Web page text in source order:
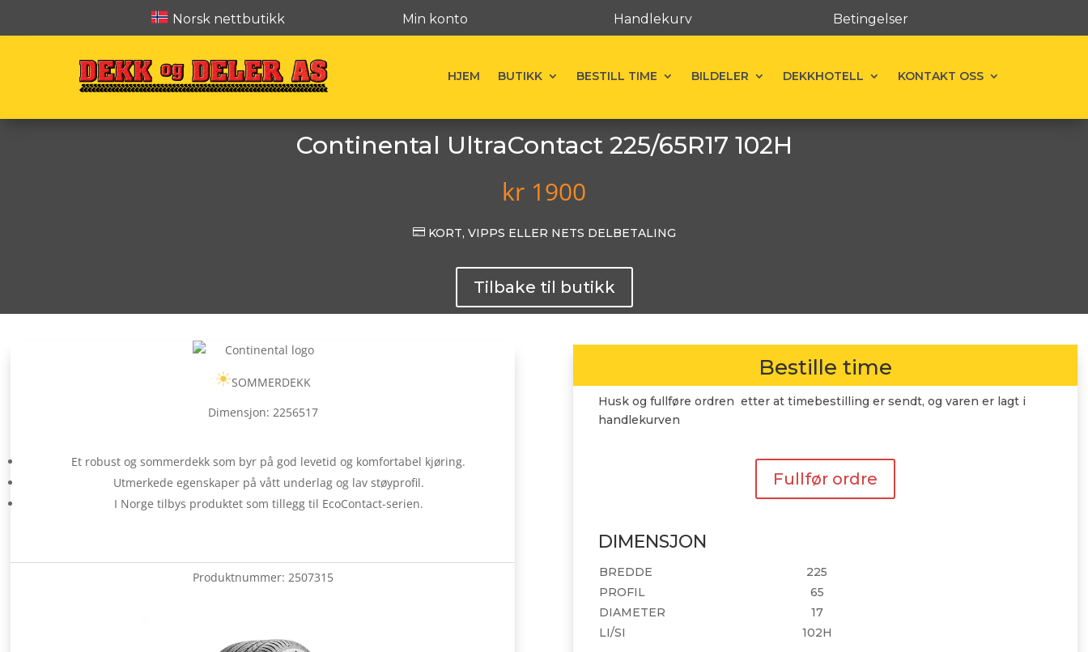
Norsk nettbutikk Min konto Handlekurv Betingelser
HJEM BUTIKK BESTILL TIME BILDELER DEKKHOTELL KONTAKT OSS
Continental UltraContact 225/65R17 102H
kr 1900
KORT, VIPPS ELLER NETS DELBETALING
Tilbake til butikk
SOMMERDEKK
Dimensjon: 2256517
Et robust og sommerdekk som byr på god levetid og komfortabel kjøring.
Utmerkede egenskaper på vått underlag og lav støyprofil.
I Norge tilbys produktet som tillegg til EcoContact-serien.
Produktnummer: 2507315
Bestille time
Husk og fullføre ordren etter at timebestilling er sendt, og varen er lagt i
handlekurven
Fullfør ordre
DIMENSJON
BREDDE
225
PROFIL
65
DIAMETER
17
LI/SI
102H